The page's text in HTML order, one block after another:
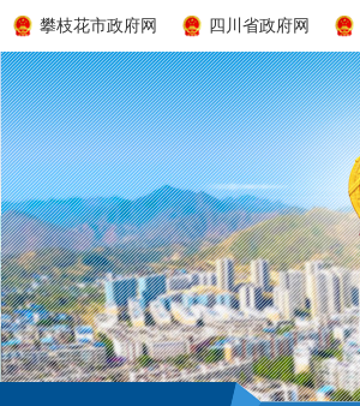
攀枝花市政府网 四川省政府网